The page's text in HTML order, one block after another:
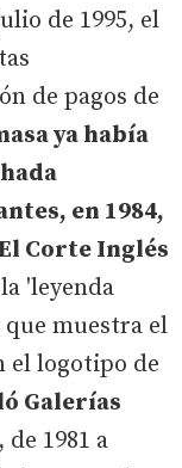
de 1995, el
de pagos de
ya había
en 1984,
Corte Inglés
'leyenda
que muestra el
el logotipo de
Galerías
, de 1981 a